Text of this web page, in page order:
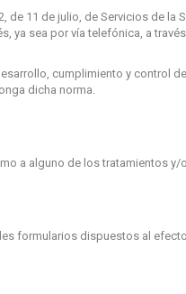
11 de julio, de Servicios de
ya sea por vía telefónica, a
cumplimiento y control
dicha norma.
a alguno de los tratamientos
formularios dispuestos al